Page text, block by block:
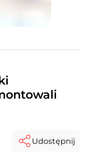
Udostępnij